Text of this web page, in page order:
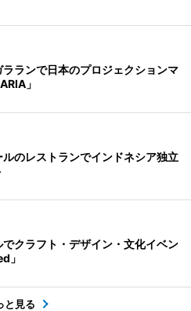
ランで日本のプロジェクションマ
」
のレストランでインドネシア独立
クラフト・デザイン・文化イベン
」
と見る